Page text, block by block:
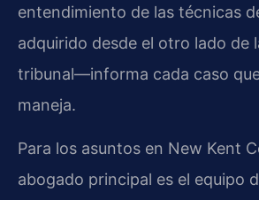
entendimiento de las técnicas
adquirido desde el otro lado de
tribunal—informa cada caso
maneja.
Para los asuntos en New Kent
abogado principal es el equipo